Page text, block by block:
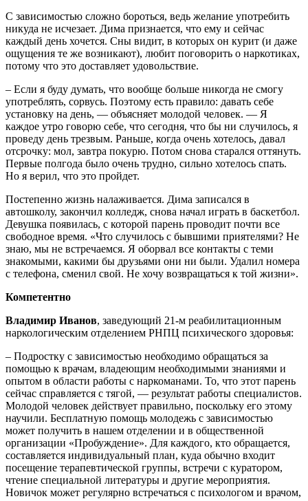
С зависимостью сложно бороться, ведь желание употребить
никуда не исчезает. Дима признается, что ему и сейчас
каждый день хочется. Сны видит, в которых он курит (и даже
ощущения те же возникают), любит поговорить о наркотиках,
потому что это доставляет удовольствие.
– Если я буду думать, что вообще больше никогда не смогу
употреблять, сорвусь. Поэтому есть правило: давать себе
установку на день, — объясняет молодой человек. — Я
каждое утро говорю себе, что сегодня, что бы ни случилось, я
проведу день трезвым. Раньше, когда очень хотелось, давал
отсрочку: мол, завтра покурю. Потом снова старался оттянуть.
Первые полгода было очень трудно, сильно хотелось спать.
Но я верил, что это пройдет.
Постепенно жизнь налаживается. Дима записался в
автошколу, закончил колледж, снова начал играть в баскетбол.
Девушка появилась, с которой парень проводит почти все
свободное время. «Что случилось с бывшими приятелями? Не
знаю, мы не встречаемся. Я оборвал все контакты с теми
знакомыми, какими бы друзьями они ни были. Удалил номера
с телефона, сменил свой. Не хочу возвращаться к той жизни».
Компетентно
Владимир Иванов, заведующий 21-м реабилитационным
наркологическим отделением РНПЦ психического здоровья:
– Подростку с зависимостью необходимо обращаться за
помощью к врачам, владеющим необходимыми знаниями и
опытом в области работы с наркоманами. То, что этот парень
сейчас справляется с тягой, — результат работы специалистов.
Молодой человек действует правильно, поскольку его этому
научили. Бесплатную помощь молодежь с зависимостью
может получить в нашем отделении и в общественной
организации «Пробуждение». Для каждого, кто обращается,
составляется индивидуальный план, куда обычно входит
посещение терапевтической группы, встречи с куратором,
чтение специальной литературы и другие мероприятия.
Новичок может регулярно встречаться с психологом и врачом,